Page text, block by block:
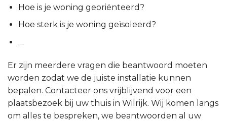
Hoe is je woning georiënteerd?
Hoe sterk is je woning geïsoleerd?
…
Er zijn meerdere vragen die beantwoord moeten
worden zodat we de juiste installatie kunnen
bepalen. Contacteer ons vrijblijvend voor een
plaatsbezoek bij uw thuis in Wilrijk. Wij komen langs
om alles te bespreken, we beantwoorden al uw